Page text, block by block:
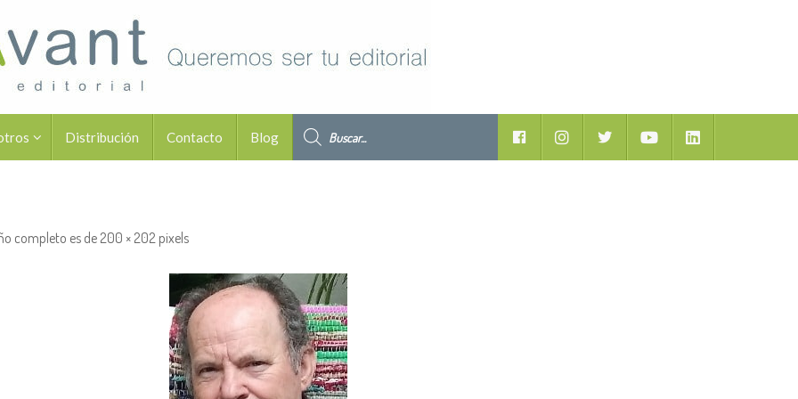
Distribución Contacto Blog
Facebook YoutubeLinkedIn
completo es de200 × 202 pixels